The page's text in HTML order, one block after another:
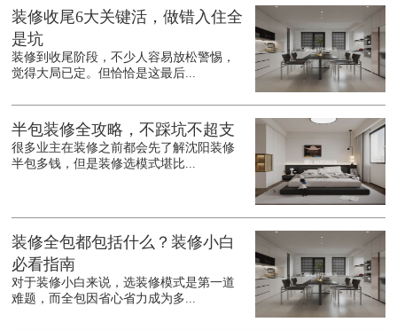
装修收尾6大关键活，做错入住全
是坑
装修到收尾阶段，不少人容易放松警惕，
觉得大局已定。但恰恰是这最后...
半包装修全攻略，不踩坑不超支
很多业主在装修之前都会先了解沈阳装修
半包多钱，但是装修选模式堪比...
装修全包都包括什么？装修小白
必看指南
对于装修小白来说，选装修模式是第一道
难题，而全包因省心省力成为多...